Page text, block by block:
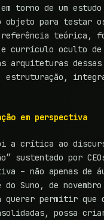
torno de um
objeto para
referência teórica,
e currículo oculto
as arquiteturas
estruturação,
em perspectiva
a crítica ao
sustentado por
– não apenas de
Suno, de
querer permitir que
possa